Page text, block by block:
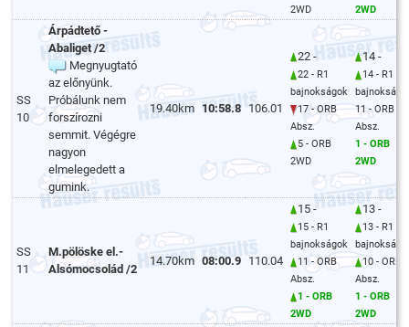
2WD
2WD
SS
10
Árpádtető -
Abaliget /2
Megnyugtató
az előnyünk.
Próbálunk nem
forszírozni
semmit. Végégre
nagyon
elmelegedett a
gumink.
19.40km 10:58.8 106.01
22 -
22 - R1
bajnokságok
17 - ORB
Absz.
5 - ORB
2WD
14 -
14 - R1
11 - ORB
Absz.
1 - ORB
2WD
SS
11
M.pölöske el.-
Alsómocsolád /2
14.70km 08:00.9 110.04
15 -
15 - R1
bajnokságok
11 - ORB
Absz.
1 - ORB
2WD
13 -
13 - R1
10 - ORB
Absz.
1 - ORB
2WD